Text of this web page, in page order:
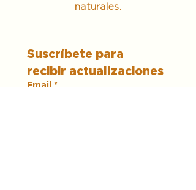
naturales.
Suscríbete para
recibir actualizaciones
Email *